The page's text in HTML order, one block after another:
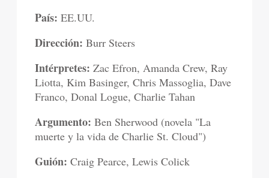
País: EE.UU.
Dirección: Burr Steers
Intérpretes:Zac Efron, Amanda Crew, Ray
Liotta, Kim Basinger, Chris Massoglia, Dave
Franco, Donal Logue, Charlie Tahan
Argumento: Ben Sherwood (novela "La
muerte y la vida de Charlie St. Cloud")
Guión:Craig Pearce, Lewis Colick